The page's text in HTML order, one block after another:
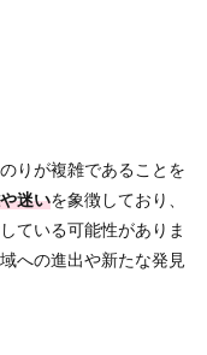
りが複雑であることを
迷いを象徴しており、
ている可能性がありま
への進出や新たな発見